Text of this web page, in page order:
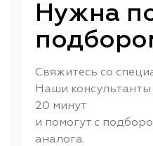
Нужна
Свяжитесь со
Наши консультанты
20 минут
и помогут с
аналога.